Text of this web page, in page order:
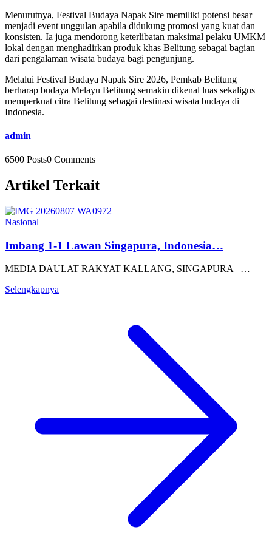
Menurutnya, Festival Budaya Napak Sire memiliki potensi besar
menjadi event unggulan apabila didukung promosi yang kuat dan
konsisten. Ia juga mendorong keterlibatan maksimal pelaku UMKM
lokal dengan menghadirkan produk khas Belitung sebagai bagian
dari pengalaman wisata budaya bagi pengunjung.
Melalui Festival Budaya Napak Sire 2026, Pemkab Belitung
berharap budaya Melayu Belitung semakin dikenal luas sekaligus
memperkuat citra Belitung sebagai destinasi wisata budaya di
Indonesia.
admin
6500 Posts0 Comments
Artikel Terkait
Nasional
Imbang 1-1 Lawan Singapura, Indonesia…
MEDIA DAULAT RAKYAT KALLANG, SINGAPURA –…
Selengkapnya